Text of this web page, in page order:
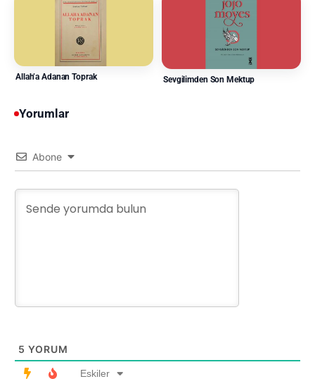
Allah’a Adanan Toprak Sevgilimden Son Mektup
Yorumlar
Abone
5 YORUM
Eskiler